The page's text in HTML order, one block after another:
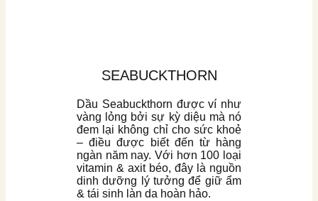
SEABUCKTHORN
Dầu Seabuckthorn được ví như
vàng lỏng bởi sự kỳ diệu mà nó
đem lại không chỉ cho sức khoẻ
– điều được biết đến từ hàng
ngàn năm nay. Với hơn 100 loại
vitamin & axit béo, đây là nguồn
dinh dưỡng lý tưởng để giữ ẩm
& tái sinh làn da hoàn hảo.